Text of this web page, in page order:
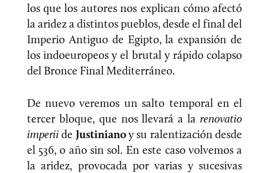
los que los autores nos explican cómo afectó
la aridez a distintos pueblos, desde el final del
Imperio Antiguo de Egipto, la expansión de
los indoeuropeos y el brutal y rápido colapso
del Bronce Final Mediterráneo.
De nuevo veremos un salto temporal en el
tercer bloque, que nos llevará a larenovatio
imperiide Justinianoy su ralentización desde
el 536, o año sin sol. En este caso volvemos a
la aridez, provocada por varias y sucesivas